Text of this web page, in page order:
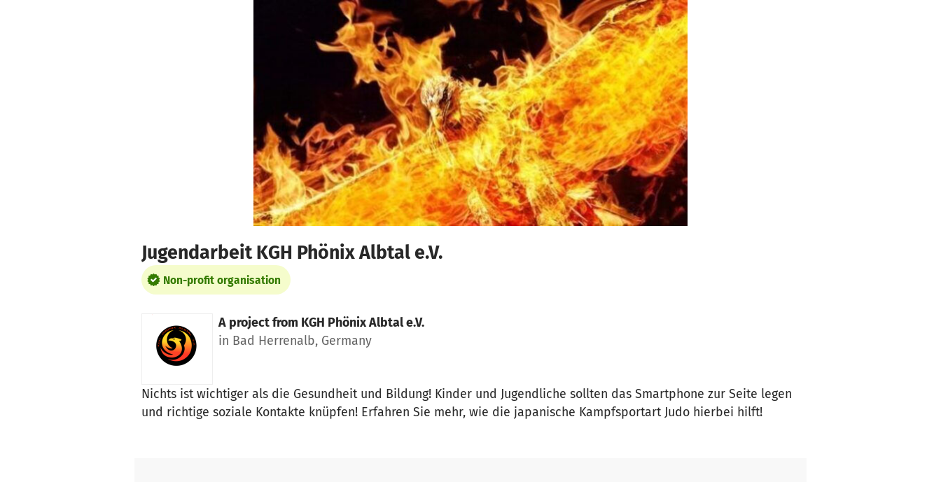
Jugendarbeit KGH Phönix Albtal e.V.
Non-profit organisation
A project from KGH Phönix Albtal e.V.
in Bad Herrenalb, Germany
Nichts ist wichtiger als die Gesundheit und Bildung! Kinder und Jugendliche sollten das Smartphone zur Seite legen
und richtige soziale Kontakte knüpfen! Erfahren Sie mehr, wie die japanische Kampfsportart Judo hierbei hilft!